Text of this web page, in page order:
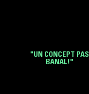
"UN CONCEPT PAS
BANAL!"